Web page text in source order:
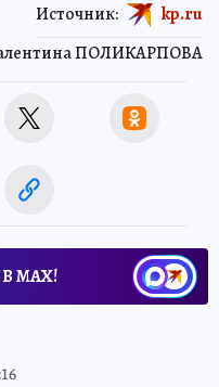
ПОЛИКАРПОВА
Источник: kp.ru
МАХ!